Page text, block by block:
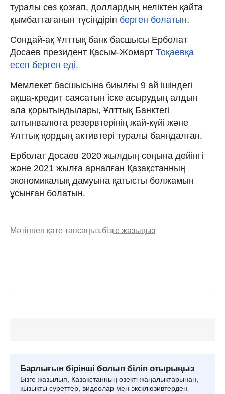
туралы сөз қозғап, доллардың неліктен қайта
қымбаттағанын түсіндіріп берген болатын.
Сондай-ақ Ұлттық банк басшысы Ерболат
Досаев президент Қасым-Жомарт Тоқаевқа
есеп берген еді.
Мемлекет басшысына биылғы 9 ай ішіндегі
ақша-кредит саясатын іске асырудың алдын
ала қорытындылары, Ұлттық Банктегі
алтынвалюта резервтерінің жай-күйі және
Ұлттық қордың активтері туралы баяндалған.
Ерболат Досаев 2020 жылдың соңына дейінгі
және 2021 жылға арналған Қазақстанның
экономикалық дамуына қатысты болжамын
ұсынған болатын.
Мәтіннен қате тапсаңыз,бізге жазыңыз
Барлығын бірінші болып біліп отырыңыз
Бізге жазылып, Қазақстанның өзекті жаңалықтарынан,
қызықты суреттер, видеолар мен эксклюзивтерден